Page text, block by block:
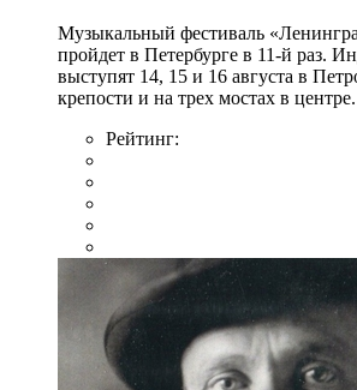
Музыкальный фестиваль
пройдет в Петербурге в 11-й раз.
выступят 14, 15 и 16 августа в
крепости и на трех мостах в
Рейтинг: